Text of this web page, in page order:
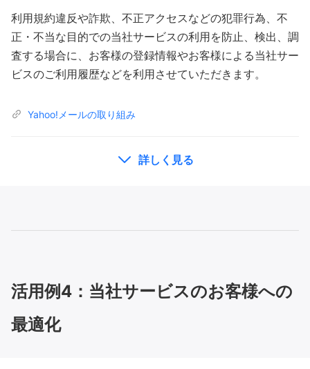
利用規約違反や詐欺、不正アクセスなどの犯罪行為、不
正・不当な目的での当社サービスの利用を防止、検出、調
査する場合に、お客様の登録情報やお客様による当社サー
ビスのご利用履歴などを利用させていただきます。
Yahoo!メールの取り組み
詳しく見る
活用例4：当社サービスのお客様への
最適化